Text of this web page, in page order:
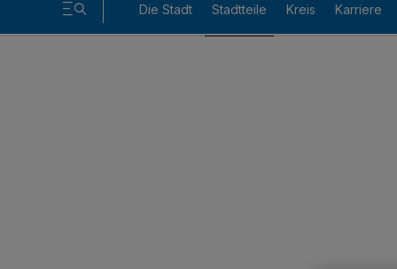
Die Stadt Stadtteile Kreis Karriere